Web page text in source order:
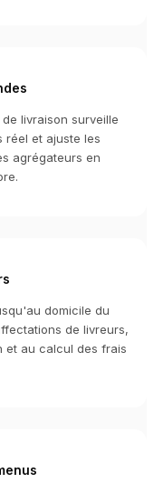
livraison surveille
réel et ajuste les
agrégateurs en
domicile du
de livreurs,
et au calcul des frais